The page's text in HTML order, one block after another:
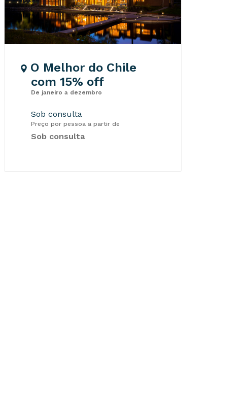
O Melhor do Chile
com 15% off
De janeiro a dezembro
Sob consulta
Preço por pessoa a partir de
Sob consulta